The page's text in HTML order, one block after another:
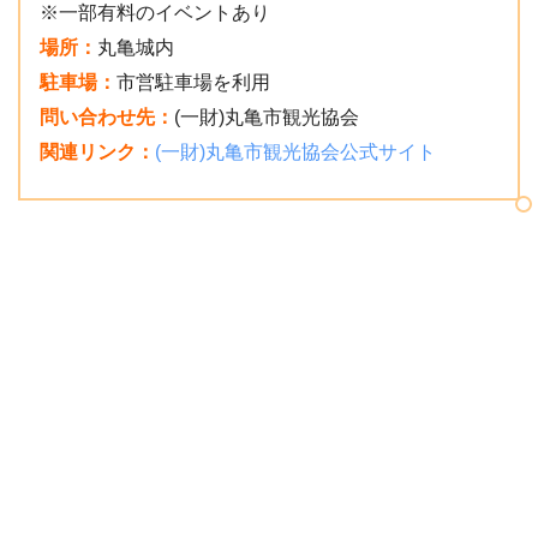
※一部有料のイベントあり
場所： 丸亀城内
駐車場： 市営駐車場を利用
問い合わせ先： (一財)丸亀市観光協会
関連リンク： (一財)丸亀市観光協会公式サイト